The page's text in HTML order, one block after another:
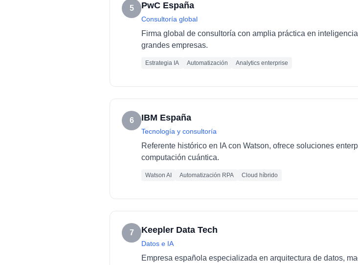
5 PwC España
Consultoría global
Firma global de consultoría con amplia práctica en
grandes empresas.
Estrategia IA Automatización Analytics enterprise
6 IBM España
Tecnología y consultoría
Referente histórico en IA con Watson, ofrece soluciones
computación cuántica.
Watson AI Automatización RPA Cloud híbrido
7 Keepler Data Tech
Datos e IA
Empresa española especializada en arquitectura de datos,